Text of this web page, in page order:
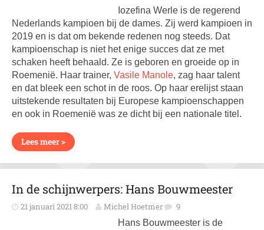
Iozefina Werle is de regerend
Nederlands kampioen bij de dames. Zij werd kampioen in
2019 en is dat om bekende redenen nog steeds. Dat
kampioenschap is niet het enige succes dat ze met
schaken heeft behaald. Ze is geboren en groeide op in
Roemenië. Haar trainer, Vasile Manole, zag haar talent
en dat bleek een schot in de roos. Op haar erelijst staan
uitstekende resultaten bij Europese kampioenschappen
en ook in Roemenië was ze dicht bij een nationale titel.
Lees meer >
In de schijnwerpers: Hans Bouwmeester
21 januari 2021 8:00 Michel Hoetmer 9
Hans Bouwmeester is de